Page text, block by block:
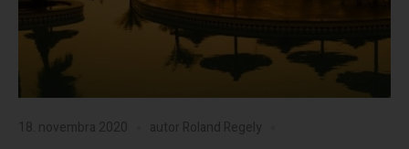
18. novembra 2020 autor Roland Regely